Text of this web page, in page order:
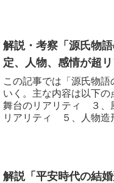
解説・考察「源氏物
定、人物、感情が超
この記事では「源氏物
いく。主な内容は以下
舞台のリアリティ ３、
リアリティ ５、人物造
解説「平安時代の結